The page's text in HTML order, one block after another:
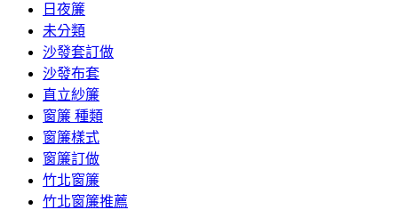
日夜簾
未分類
沙發套訂做
沙發布套
直立紗簾
窗簾 種類
窗簾樣式
窗簾訂做
竹北窗簾
竹北窗簾推薦